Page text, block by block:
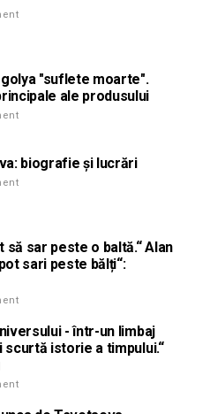
"suflete moarte".
ale produsului
biografie și lucrări
să sar peste o baltă.“ Alan
sari peste bălți“:
- într-un limbaj
scurtă istorie a timpului.“